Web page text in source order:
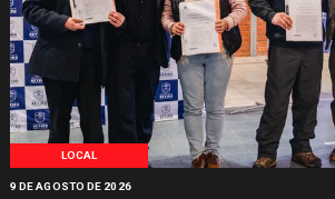
LOCAL
9 DE AGOSTO DE 2026